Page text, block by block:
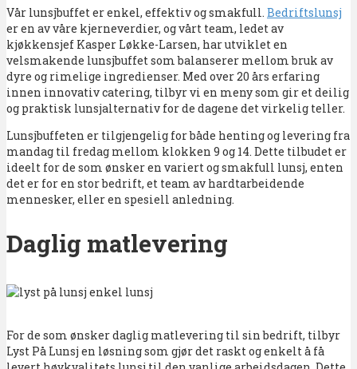
Vår lunsjbuffet er enkel, effektiv og smakfull. Bedriftslunsj
er en av våre kjerneverdier, og vårt team, ledet av
kjøkkensjef Kasper Løkke-Larsen, har utviklet en
velsmakende lunsjbuffet som balanserer mellom bruk av
dyre og rimelige ingredienser. Med over 20 års erfaring
innen innovativ catering, tilbyr vi en meny som gir et deilig
og praktisk lunsjalternativ for de dagene det virkelig teller.
Lunsjbuffeten er tilgjengelig for både henting og levering fra
mandag til fredag mellom klokken 9 og 14. Dette tilbudet er
ideelt for de som ønsker en variert og smakfull lunsj, enten
det er for en stor bedrift, et team av hardtarbeidende
mennesker, eller en spesiell anledning.
Daglig matlevering
For de som ønsker daglig matlevering til sin bedrift, tilbyr
Lyst På Lunsj en løsning som gjør det raskt og enkelt å få